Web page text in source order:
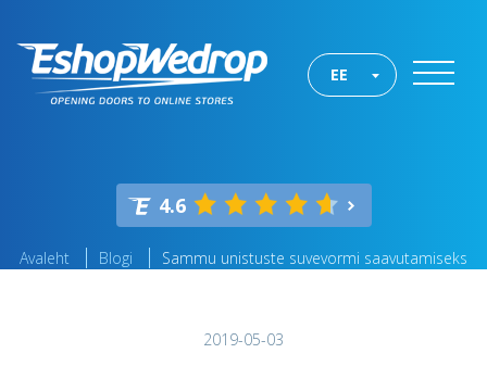
EE
4.6
Avaleht Blogi Sammu unistuste suvevormi saavutamiseks
2019-05-03